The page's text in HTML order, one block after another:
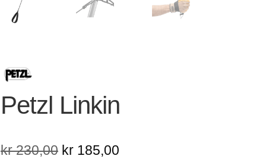
Petzl Linkin
kr230,00 Opprinnelig
kr 185,00